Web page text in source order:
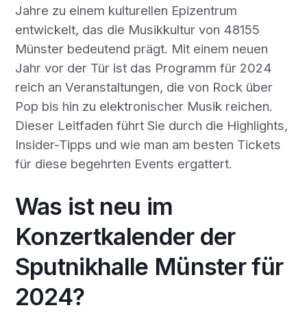
Jahre zu einem kulturellen Epizentrum
entwickelt, das die Musikkultur von 48155
Münster bedeutend prägt. Mit einem neuen
Jahr vor der Tür ist das Programm für 2024
reich an Veranstaltungen, die von Rock über
Pop bis hin zu elektronischer Musik reichen.
Dieser Leitfaden führt Sie durch die Highlights,
Insider-Tipps und wie man am besten Tickets
für diese begehrten Events ergattert.
Was ist neu im
Konzertkalender der
Sputnikhalle Münster für
2024?